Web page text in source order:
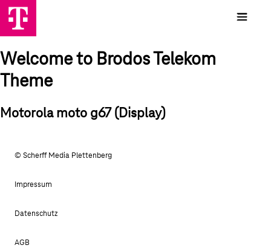
Welcome to Brodos Telekom
Theme
Motorola moto g67 (Display)
© Scherff Media Plettenberg
Impressum
Datenschutz
AGB